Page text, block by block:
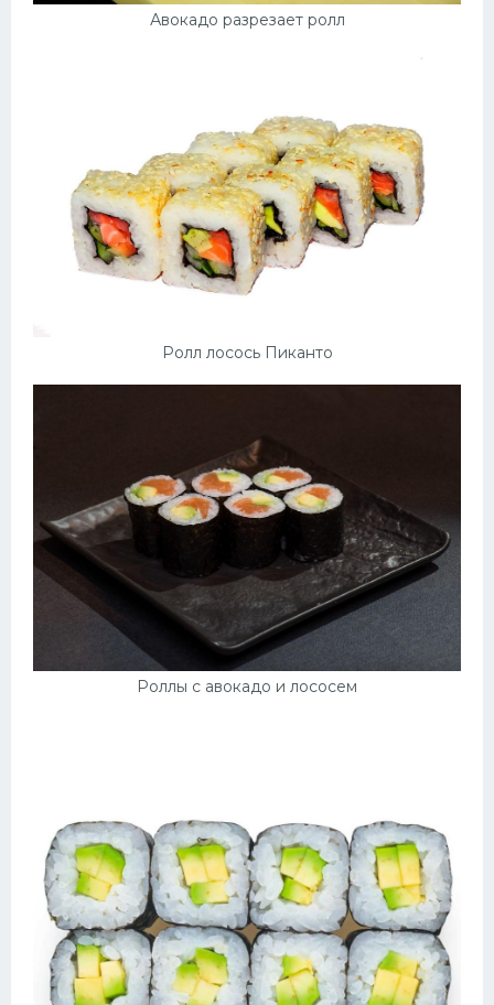
Авокадо разрезает ролл
Ролл лосось Пиканто
Роллы с авокадо и лососем